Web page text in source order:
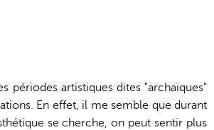
périodes artistiques dites "archaïques"
En effet, il me semble que durant
se cherche, on peut sentir plus